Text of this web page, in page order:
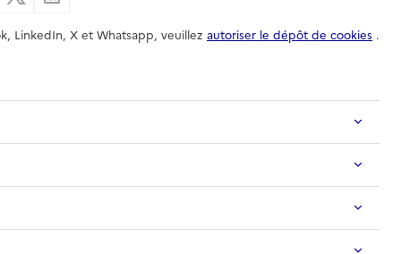
LinkedIn, X et Whatsapp, veuillez autoriser le dépôt de cookies .